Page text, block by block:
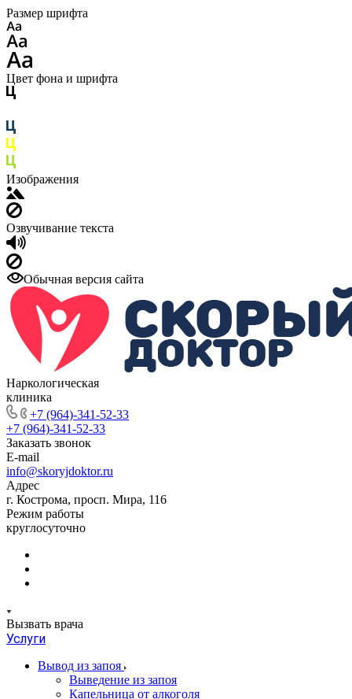
Размер шрифта
Цвет фона и шрифта
Изображения
Озвучивание текста
Обычная версия сайта
Наркологическая
клиника
+7 (964)-341-52-33
+7 (964)-341-52-33
Заказать звонок
E-mail
info@skoryjdoktor.ru
Адрес
г. Кострома, просп. Мира, 116
Режим работы
круглосуточно
Вызвать врача
Услуги
Вывод из запоя
Выведение из запоя
Капельница от алкоголя